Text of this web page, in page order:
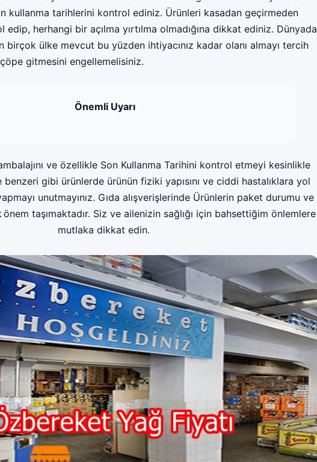
kullanma tarihlerini kontrol ediniz. Ürünleri kasadan geçirmeden
edip, herhangi bir açılma yırtılma olmadığına dikkat ediniz. Dünyada
birçok ülke mevcut bu yüzden ihtiyacınız kadar olanı almayı tercih
çöpe gitmesini engellemelisiniz.
Önemli Uyarı
ambalajını ve özellikle Son Kullanma Tarihini kontrol etmeyi kesinlikle
gibi ürünlerde ürünün fiziki yapısını ve ciddi hastalıklara yol
unutmayınız. Gıda alışverişlerinde Ürünlerin paket durumu ve
önem taşımaktadır. Siz ve ailenizin sağlığı için bahsettiğim önlemlere
mutlaka dikkat edin.